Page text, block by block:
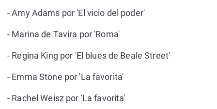
- Amy Adams por 'El vicio del poder'
- Marina de Tavira por 'Roma'
- Regina King por 'El blues de Beale Street'
- Emma Stone por 'La favorita'
- Rachel Weisz por 'La favorita'